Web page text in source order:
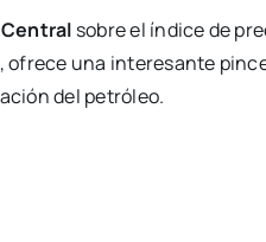
sobre el índice de
ofrece una interesante
del petróleo.